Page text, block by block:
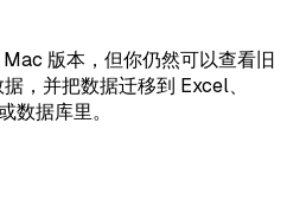
版本，但你仍然可以查看旧
，并把数据迁移到 Excel、
数据库里。